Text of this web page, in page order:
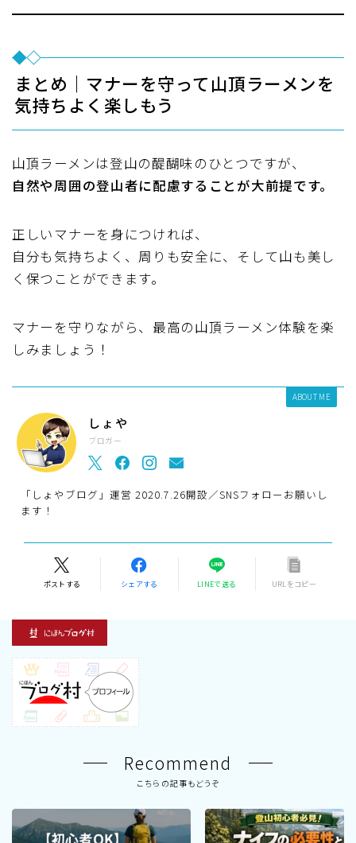
まとめ｜マナーを守って山頂ラーメンを
気持ちよく楽しもう
山頂ラーメンは登山の醍醐味のひとつですが、
自然や周囲の登山者に配慮することが大前提です。
正しいマナーを身につければ、
自分も気持ちよく、周りも安全に、そして山も美し
く保つことができます。
マナーを守りながら、最高の山頂ラーメン体験を楽
しみましょう！
ABOUT ME
しょや
ブロガー
「しょやブログ」運営 2020.7.26開設／SNSフォローお願いし
ます！
ポストする シェアする LINEで送る URLをコピー
Recommend
こちらの記事もどうぞ